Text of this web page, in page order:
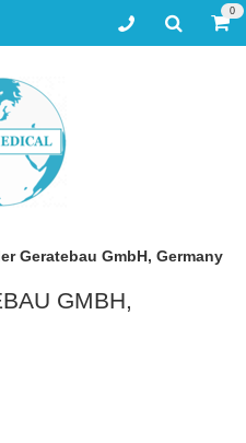
0
Geratebau GmbH, Germany
GMBH,